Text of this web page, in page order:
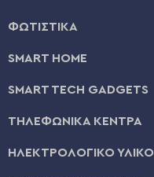
ΦΩΤΙΣΤΙΚΑ
SMART HOME
SMART TECH GADGETS
ΤΗΛΕΦΩΝΙΚΑ ΚΕΝΤΡΑ
ΗΛΕΚΤΡΟΛΟΓΙΚΟ ΥΛΙΚΟ